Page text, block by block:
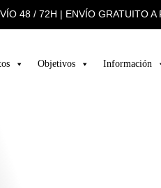
48 / 72H | ENVÍO GRATUITO A
Objetivos Información